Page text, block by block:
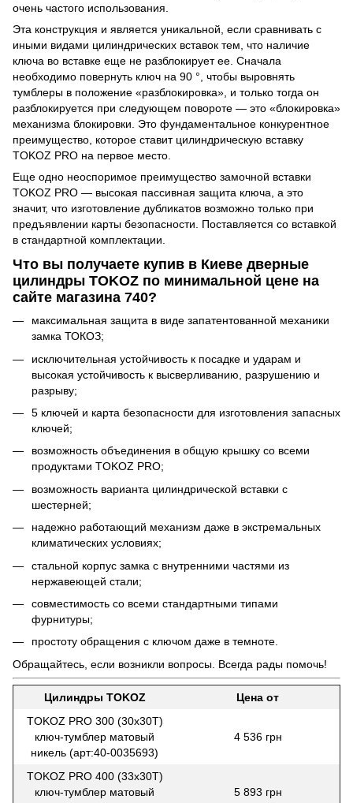
очень частого использования.
Эта конструкция и является уникальной, если сравнивать с
иными видами цилиндрических вставок тем, что наличие
ключа во вставке еще не разблокирует ее. Сначала
необходимо повернуть ключ на 90 °, чтобы выровнять
тумблеры в положение «разблокировка», и только тогда он
разблокируется при следующем повороте — это «блокировка»
механизма блокировки. Это фундаментальное конкурентное
преимущество, которое ставит цилиндрическую вставку
TOKOZ PRO на первое место.
Еще одно неоспоримое преимущество замочной вставки
TOKOZ PRO — высокая пассивная защита ключа, а это
значит, что изготовление дубликатов возможно только при
предъявлении карты безопасности. Поставляется со вставкой
в стандартной комплектации.
Что вы получаете купив в Киеве дверные
цилиндры TOKOZ по минимальной цене на
сайте магазина 740?
максимальная защита в виде запатентованной механики
замка ТОКОЗ;
исключительная устойчивость к посадке и ударам и
высокая устойчивость к высверливанию, разрушению и
разрыву;
5 ключей и карта безопасности для изготовления запасных
ключей;
возможность объединения в общую крышку со всеми
продуктами TOKOZ PRO;
возможность варианта цилиндрической вставки с
шестерней;
надежно работающий механизм даже в экстремальных
климатических условиях;
стальной корпус замка с внутренними частями из
нержавеющей стали;
совместимость со всеми стандартными типами
фурнитуры;
простоту обращения с ключом даже в темноте.
Обращайтесь, если возникли вопросы. Всегда рады помочь!
Цилиндры TOKOZ
Цена от
TOKOZ PRO 300 (30x30T)
ключ-тумблер матовый
никель (арт:40-0035693)
4 536 грн
TOKOZ PRO 400 (33x30T)
ключ-тумблер матовый
5 893 грн